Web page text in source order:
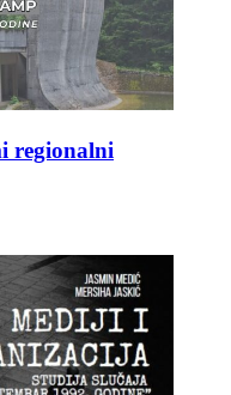
regionalni